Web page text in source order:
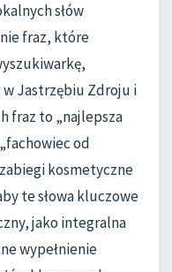
słów
fraz, które
Jastrzębiu Zdroju i
fraz to „najlepsza
od
kosmetyczne
te słowa kluczowe
jako integralna
wypełnienie